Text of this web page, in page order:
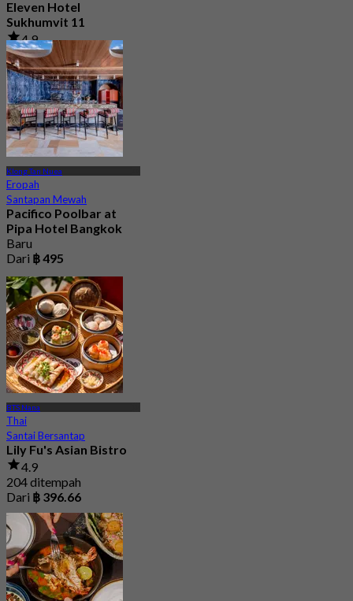
Eleven Hotel
Sukhumvit 11
4.9
250 ditempah
Dari฿ 596.66
Klong Tan Nuea
Eropah
Santapan Mewah
Pacifico Poolbar at
Pipa Hotel Bangkok
Baru
Dari ฿ 495
BTS Nana
Thai
Santai Bersantap
Lily Fu's Asian Bistro
4.9
204 ditempah
Dari ฿ 396.66